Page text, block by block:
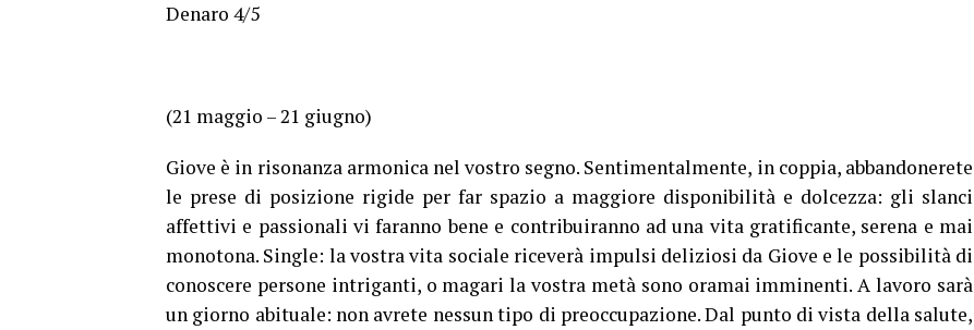
Denaro 4/5
(21 maggio – 21 giugno)
Giove è in risonanza armonica nel vostro segno. Sentimentalmente, in coppia, abbandonerete
le prese di posizione rigide per far spazio a maggiore disponibilità e dolcezza: gli slanci
affettivi e passionali vi faranno bene e contribuiranno ad una vita gratificante, serena e mai
monotona. Single: la vostra vita sociale riceverà impulsi deliziosi da Giove e le possibilità di
conoscere persone intriganti, o magari la vostra metà sono oramai imminenti. A lavoro sarà
un giorno abituale: non avrete nessun tipo di preoccupazione. Dal punto di vista della salute,